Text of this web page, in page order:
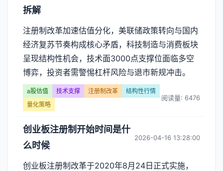
拆解
注册制改革加速估值分化，美联储政策转向与国内
经济复苏节奏构成核心矛盾，科技制造与消费板块
呈现结构性机会，技术面3000点支撑位面临多空
博弈，投资者需警惕杠杆风险与退市新规冲击。
a股估值 技术支撑 注册制改革
结构性行情
量化策略
阅读量: 6476
创业板注册制开始时间是什
么时候
2026-04-16 13:28:00
创业板注册制改革于2020年8月24日正式实施，